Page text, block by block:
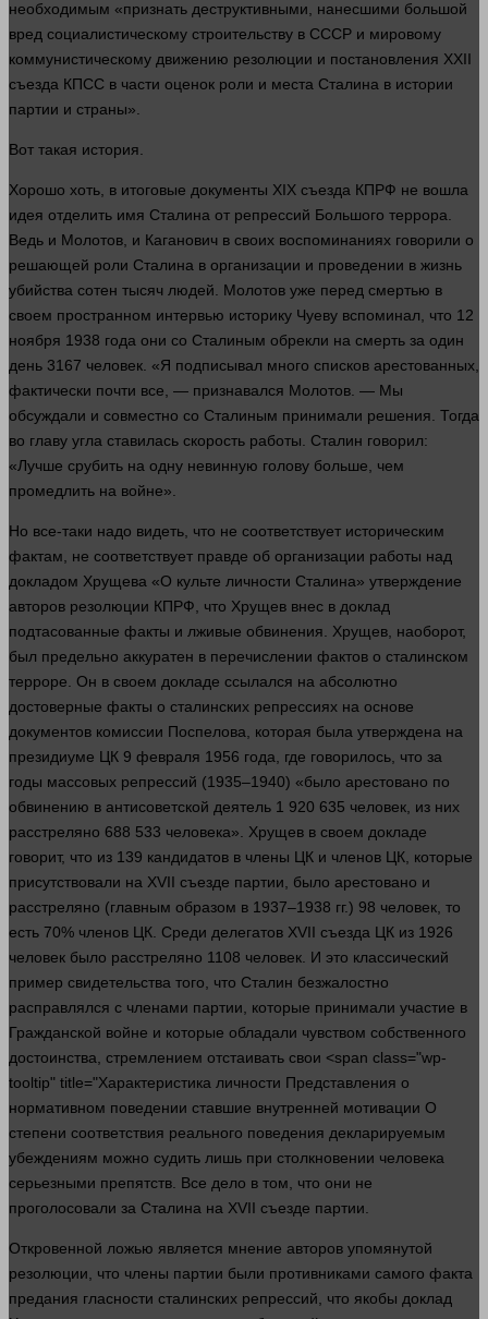
необходимым «признать деструктивными, нанесшими большой
вред социалистическому строительству в СССР и мировому
коммунистическому движению резолюции и постановления XXII
съезда КПСС в части оценок роли и места Сталина в истории
партии и страны».
Вот такая история.
Хорошо хоть, в итоговые документы ХIХ съезда КПРФ не вошла
идея отделить имя Сталина от репрессий Большого террора.
Ведь и Молотов, и Каганович в своих воспоминаниях говорили о
решающей роли Сталина в организации и проведении в жизнь
убийства сотен тысяч людей . Молотов уже перед смертью в
своем пространном интервью историку Чуеву вспоминал, что 12
ноября 1938 года они со Сталиным обрекли на смерть за один
день 3167 человек . «Я подписывал много списков арестованных,
фактически почти все, — признавался Молотов. — Мы
обсуждали и совместно со Сталиным принимали решения. Тогда
во главу угла ставилась скорость работы . Сталин говорил:
«Лучше срубить на одну невинную голову больше , чем
промедлить на войне».
Но все-таки надо видеть, что не соответствует историческим
фактам, не соответствует правде об организации работы над
докладом Хрущева «О культе личности Сталина» утверждение
авторов резолюции КПРФ, что Хрущев внес в доклад
подтасованные факты и лживые обвинения. Хрущев, наоборот,
был предельно аккуратен в перечислении фактов о сталинском
терроре. Он в своем докладе ссылался на абсолютно
достоверные факты о сталинских репрессиях на основе
документов комиссии Поспелова, которая была утверждена на
президиуме ЦК 9 февраля 1956 года , где говорилось, что за
годы массовых репрессий (1935–1940) «было арестовано по
обвинению в антисоветской деятель 1 920 635 человек , из них
расстреляно 688 533 человека». Хрущев в своем докладе
говорит, что из 139 кандидатов в члены ЦК и членов ЦК, которые
присутствовали на ХVII съезде партии , было арестовано и
расстреляно (главным образом в 1937–1938 гг.) 98 человек , то
есть 70% членов ЦК. Среди делегатов ХVII съезда ЦК из 1926
человек было расстреляно 1108 человек . И это классический
пример свидетельства того, что Сталин безжалостно
расправлялся с членами партии , которые принимали участие в
Гражданской войне и которые обладали чувством собственного
достоинства, стремлением отстаивать свои <span class="wp-
tooltip" title="Характеристика личности Представления о
нормативном поведении ставшие внутренней мотивации О
степени соответствия реального поведения декларируемым
убеждениям можно судить лишь при столкновении человека
серьезными препятств. Все дело в том, что они не
проголосовали за Сталина на ХVII съезде партии
Откровенной ложью является мнение авторов упомянутой
резолюции, что члены партии были противниками самого факта
предания гласности сталинских репрессий, что якобы доклад